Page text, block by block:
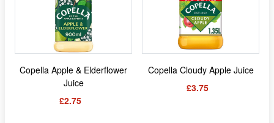
Copella Apple & Elderflower
Juice
£2.75
Copella Cloudy Apple Juice
£3.75